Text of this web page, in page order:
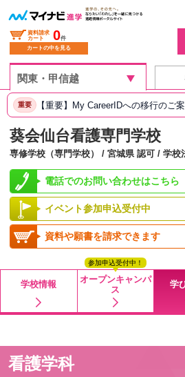
資料請求
カート
0件
カートの中を見る
重要 【重要】My CareerIDへの移行のご
葵会仙台看護専門学校
専修学校（専門学校） / 宮城県 認可 / 学校
電話でのお問い合わせはこちら
イベント参加申込受付中
資料や願書を請求できます
学校情報
オープンキャンパ
ス
参加申込受付中！
学
看護学科